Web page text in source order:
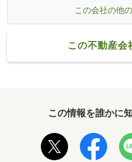
この会社の他
この不動産会
この情報を誰かに